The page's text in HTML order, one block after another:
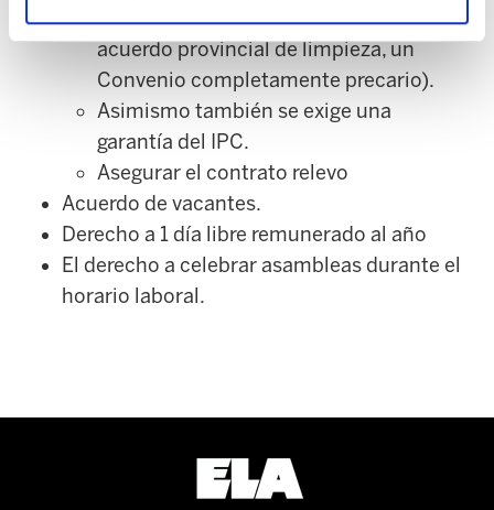
limpiadores de Ugao están sujetos al
acuerdo provincial de limpieza, un
Convenio completamente precario).
Asimismo también se exige una
garantía del IPC.
Asegurar el contrato relevo
Acuerdo de vacantes.
Derecho a 1 día libre remunerado al año
El derecho a celebrar asambleas durante el
horario laboral.